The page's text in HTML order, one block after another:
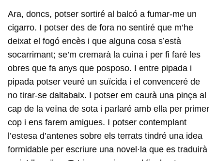
Ara, doncs, potser sortiré al balcó a fumar-me un
cigarro. I potser des de fora no sentiré que m’he
deixat el fogó encès i que alguna cosa s’està
socarrimant; se’m cremarà la cuina i per fi faré les
obres que fa anys que posposo. I entre pipada i
pipada potser veuré un suïcida i el convenceré de
no tirar-se daltabaix. I potser em caurà una pinça al
cap de la veïna de sota i parlaré amb ella per primer
cop i ens farem amigues. I potser contemplant
l’estesa d’antenes sobre els terrats tindré una idea
formidable per escriure una novel·la que es traduirà